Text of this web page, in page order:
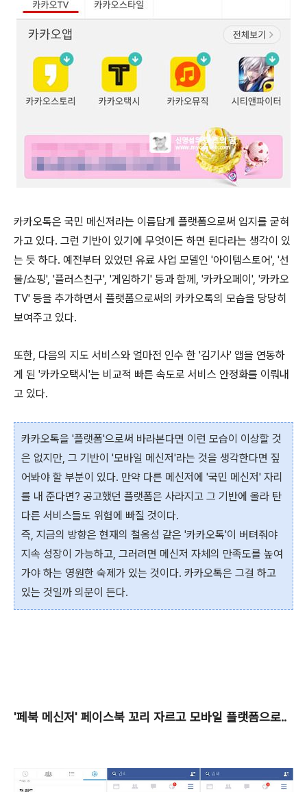
카카오톡은 국민 메신저라는 이름답게 플랫폼으로써 입지를 굳혀
가고 있다. 그런 기반이 있기에 무엇이든 하면 된다라는 생각이 있
는 듯 하다. 예전부터 있었던 유료 사업 모델인 '아이템스토어', '선
물/쇼핑', '플러스친구', '게임하기' 등과 함께, '카카오페이', '카카오
TV' 등을 추가하면서 플랫폼으로써의 카카오톡의 모습을 당당히
보여주고 있다.
또한, 다음의 지도 서비스와 얼마전 인수 한 '김기사' 앱을 연동하
게 된 '카카오택시'는 비교적 빠른 속도로 서비스 안정화를 이뤄내
고 있다.
카카오톡을 '플랫폼'으로써 바라본다면 이런 모습이 이상할 것
은 없지만, 그 기반이 '모바일 메신저'라는 것을 생각한다면 짚
어봐야 할 부분이 있다. 만약 다른 메신저에 '국민 메신저' 자리
를 내 준다면? 공고했던 플랫폼은 사라지고 그 기반에 올라 탄
다른 서비스들도 위험에 빠질 것이다.
즉, 지금의 방향은 현재의 철옹성 같은 '카카오톡'이 버텨줘야
지속 성장이 가능하고, 그러려면 메신저 자체의 만족도를 높여
가야 하는 영원한 숙제가 있는 것이다. 카카오톡은 그걸 하고
있는 것일까 의문이 든다.
'페북 메신저' 페이스북 꼬리 자르고 모바일 플랫폼으로..